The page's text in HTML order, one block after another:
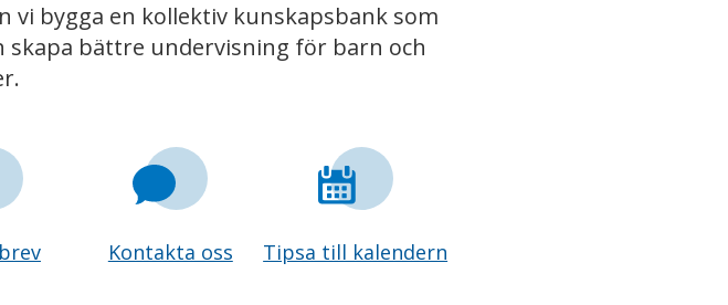
vi bygga en kollektiv kunskapsbank som
skapa bättre undervisning för barn och
Kontakta oss Tipsa till kalendern